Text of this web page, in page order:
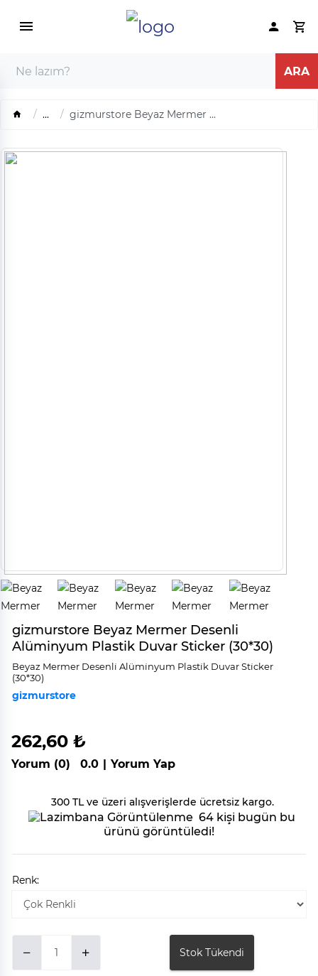
... gizmurstore Beyaz Mermer ...
gizmurstore Beyaz Mermer Desenli
Alüminyum Plastik Duvar Sticker (30*30)
Beyaz Mermer Desenli̇ Alümi̇nyum Plasti̇k Duvar Sti̇cker
(30*30)
gizmurstore
262,60 ₺
Yorum (0) 0.0 | Yorum Yap
300 TL ve üzeri alışverişlerde ücretsiz kargo.
64 kişi bugün bu
ürünü görüntüledi!
Renk:
Stok Tükendi